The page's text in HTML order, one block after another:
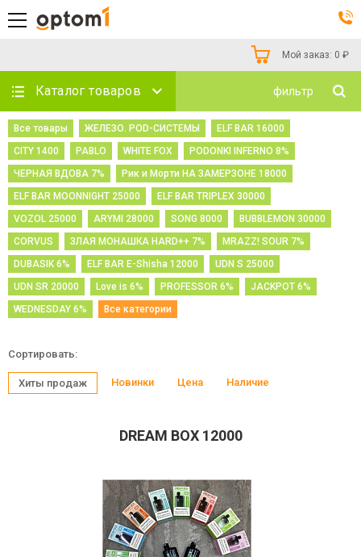
Мой заказ: 0 ₽
Каталог товаров фильтр
Все товары ЖЕЛЕЗО. POD-СИСТЕМЫ
ELF BAR 16000
CITY 1400
PABLO WHITE FOX
PODONKI INFERNO 8%
ЧЕРНАЯ ВДОВА 7%
Рик и Морти НА ЗАМЕРЗОНЕ 18000
ELF BAR MOONNIGHT 25000
ELF BAR TRIPLEX 30000
VOZOL 25000
ARYMI 28000 SONG 8000
BUBBLEMON 30000
CORVUS
ЗЛАЯ МОНАШКА HARD++ 7%
MRAZZ! SOUR 7%
DUBASIK 6%
ELF BAR E-Shisha 12000
UDN S 25000
UDN SR 20000
Love is 6% PROFESSOR 6%
JACKPOT 6%
WEDNESDAY 6%
Все категории
Сортировать:
Хиты продаж Новинки Цена Наличие
DREAM BOX 12000